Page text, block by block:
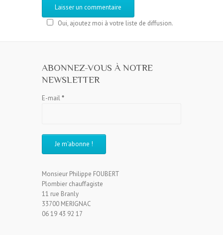
Oui, ajoutez moi à votre liste de diffusion.
ABONNEZ-VOUS À NOTRE
NEWSLETTER
E-mail*
Monsieur Philippe FOUBERT
Plombier chauffagiste
11 rue Branly
33700 MERIGNAC
06 19 43 92 17